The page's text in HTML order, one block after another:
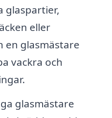
glaspartier,
eller
en glasmästare
vackra och
glasmästare